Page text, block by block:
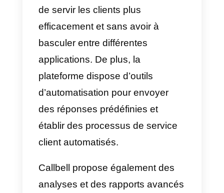
Callbell
est une plateforme SaaS
B2B axée sur la communication
entre les entreprises et les clients
via des plateformes de
messagerie. C’est un outil de
collaboratif auquel les entreprises
peuvent connecter leur page
Facebook, un compte WhatsApp
viaAPI WhatsApp
Business,Instagram Business